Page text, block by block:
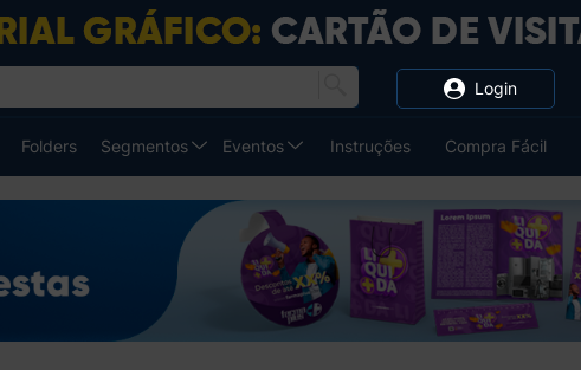
Folders Segmentos Eventos Instruções Compra Fácil
Login